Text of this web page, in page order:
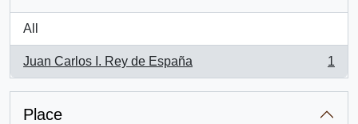
All
Juan Carlos I. Rey de España
, 1 results
1
Place